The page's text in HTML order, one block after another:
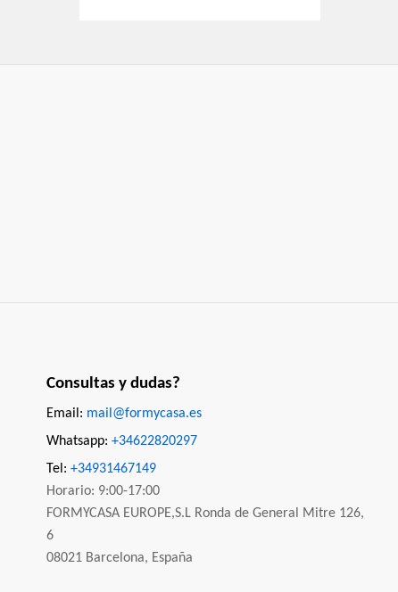
Consultas y dudas?
Email: mail@formycasa.es
Whatsapp: +34622820297
Tel: +34931467149
Horario: 9:00-17:00
FORMYCASA EUROPE,S.L Ronda de General Mitre 126,
6
08021 Barcelona, España